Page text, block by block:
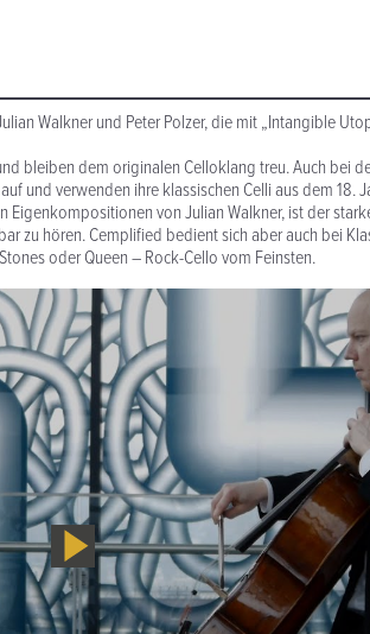
Walkner und Peter Polzer, die mit „Intangible
bleiben dem originalen Celloklang treu. Auch bei
und verwenden ihre klassischen Celli aus dem 18.
Eigenkompositionen von Julian Walkner, ist der
zu hören. Cemplified bedient sich aber auch bei
oder Queen – Rock-Cello vom Feinsten.